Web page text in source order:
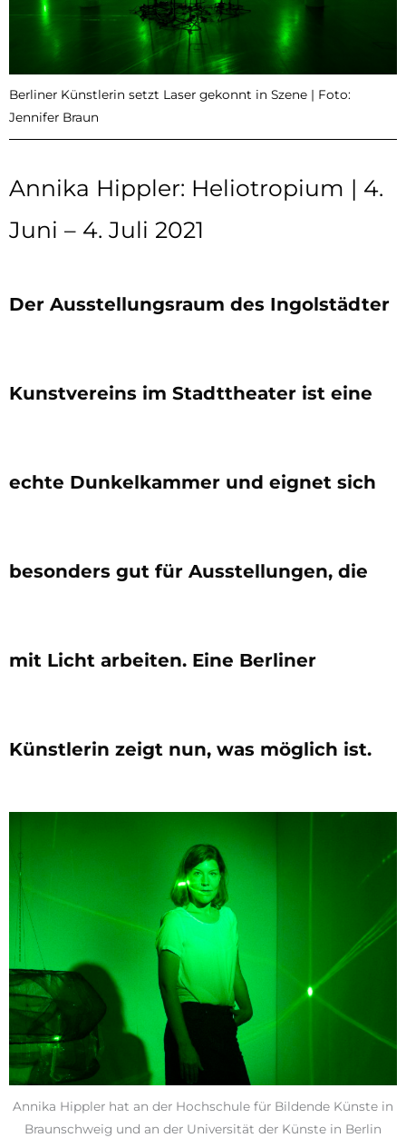
Berliner Künstlerin setzt Laser gekonnt in Szene | Foto:
Jennifer Braun
Annika Hippler: Heliotropium | 4.
Juni – 4. Juli 2021
Der Ausstellungsraum des Ingolstädter
Kunstvereins im Stadttheater ist eine
echte Dunkelkammer und eignet sich
besonders gut für Ausstellungen, die
mit Licht arbeiten. Eine Berliner
Künstlerin zeigt nun, was möglich ist.
Annika Hippler hat an der Hochschule für Bildende Künste in
Braunschweig und an der Universität der Künste in Berlin